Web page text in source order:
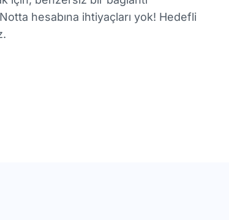
hesabına ihtiyaçları yok! Hedefli